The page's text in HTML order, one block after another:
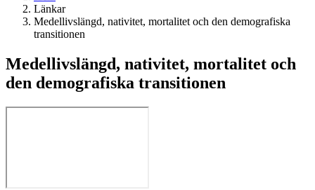
Länkar
Medellivslängd, nativitet, mortalitet och den demografiska
transitionen
Medellivslängd, nativitet, mortalitet och
den demografiska transitionen